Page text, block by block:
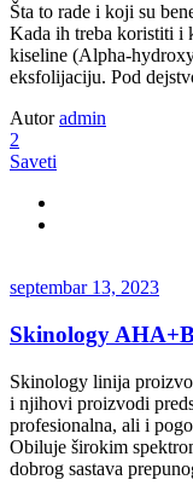
Šta to rade i koji su
Kada ih treba koristiti i
kiseline (Alpha-
eksfolijaciju. Pod
Autoradmin
2
Saveti
septembar 13, 2023
Skinology
Skinology linija
i njihovi proizvodi
profesionalna, ali i
Obiluje širokim
dobrog sastava